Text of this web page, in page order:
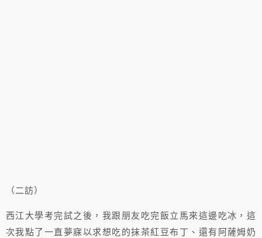
（二訪）
西江大學考完試之後，我跟朋友吃完飯立馬來這邊吃冰，這
次我點了一直夢寐以求想吃的抹茶紅豆布丁、還有阿薩姆奶